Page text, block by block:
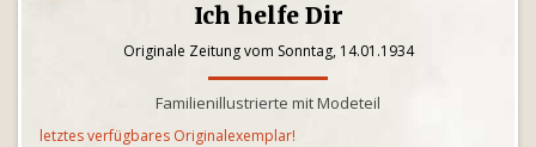
Ich helfe Dir
Originale Zeitung vom Sonntag, 14.01.1934
Familienillustrierte mit Modeteil
letztes verfügbares Originalexemplar!